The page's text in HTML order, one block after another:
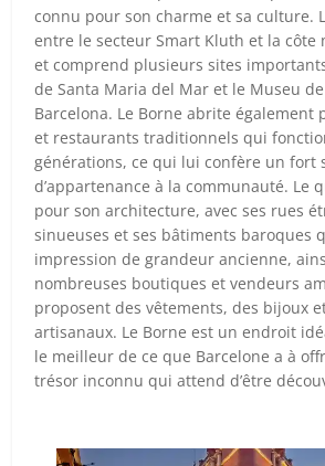
connu pour son charme et sa culture.
entre le secteur Smart Kluth et la côte
et comprend plusieurs sites
de Santa Maria del Mar et le Museu
Barcelona. Le Borne abrite également
et restaurants traditionnels qui
générations, ce qui lui confère un fort
d’appartenance à la communauté. Le
pour son architecture, avec ses rues
sinueuses et ses bâtiments baroques
impression de grandeur ancienne,
nombreuses boutiques et vendeurs
proposent des vêtements, des bijoux
artisanaux. Le Borne est un endroit
le meilleur de ce que Barcelone a à
trésor inconnu qui attend d’être